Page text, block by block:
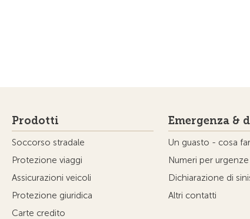
Prodotti
Soccorso stradale
Protezione viaggi
Assicurazioni veicoli
Protezione giuridica
Carte credito
Emergenza &
Un guasto - cosa
Numeri per urgenze
Dichiarazione di
Altri contatti